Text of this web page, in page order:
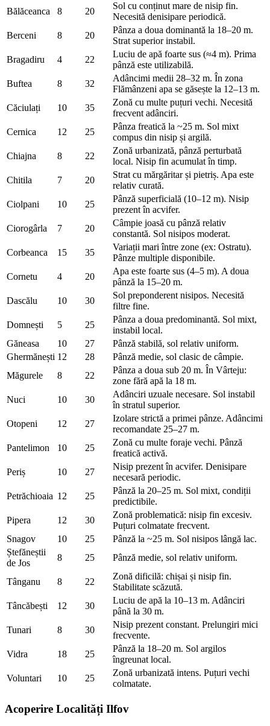
Bălăceanca
8 20
Sol cu conținut mare de nisip fin.
Necesită denisipare periodică.
Berceni
8 20
Pânza a doua dominantă la 18–20 m.
Strat superior instabil.
Bragadiru
4 22
Luciu de apă foarte sus (≈4 m). Prima
pânză este utilizabilă.
Buftea
8 32
Adâncimi medii 28–32 m. În zona
Flămânzeni apa se găsește la 12–13 m.
Căciulați
10 35
Zonă cu multe puțuri vechi. Necesită
frecvent adânciri.
Cernica
12 25
Pânza freatică la ~25 m. Sol mixt
compus din nisip și argilă.
Chiajna
8 22
Zonă urbanizată, pânză perturbată
local. Nisip fin acumulat în timp.
Chitila
7 20
Strat cu mărgăritar și pietriș. Apa este
relativ curată.
Ciolpani
10 25
Pânză superficială (10–12 m). Nisip
prezent în acvifer.
Ciorogârla
7 20
Câmpie joasă cu pânză relativ
constantă. Sol nisipos moderat.
Corbeanca
15 35
Variații mari între zone (ex: Ostratu).
Pânze multiple disponibile.
Cornetu
4 20
Apa este foarte sus (4–5 m). A doua
pânză la 15–20 m.
Dascălu
10 30
Sol preponderent nisipos. Necesită
filtre fine.
Domnești
5 25
Pânza a doua predominantă. Sol mixt,
instabil local.
Găneasa
10 27
Pânză stabilă, sol relativ uniform.
Ghermănești 12 28
Pânză medie, sol clasic de câmpie.
Măgurele
8 22
Pânza a doua sub 20 m. În Vârteju:
zone fără apă la 18 m.
Nuci
10 30
Adânciri uzuale necesare. Sol instabil
în stratul superior.
Otopeni
12 27
Izolare strictă a primei pânze. Adâncimi
recomandate 25–27 m.
Pantelimon
10 25
Zonă cu multe foraje vechi. Pânză
freatică activă.
Periș
10 27
Nisip prezent în acvifer. Denisipare
necesară periodic.
Petrăchioaia 12 25
Pânză la 20–25 m. Sol mixt, condiții
predictibile.
Pipera
12 30
Zonă problematică: nisip fin excesiv.
Puțuri colmatate frecvent.
Snagov
10 25
Pânză la ~25 m. Sol nisipos lângă lac.
Ștefăneștii
de Jos
8 25 Pânză medie, sol relativ uniform.
Tânganu 8 22
Zonă dificilă: chișai și nisip fin.
Stabilitate scăzută.
Tâncăbești
12 30
Luciu de apă la 10–13 m. Adânciri
până la 30 m.
Tunari
8 30
Nisip prezent constant. Prelungiri mici
frecvente.
Vidra
18 25
Pânză la 18–20 m. Sol argilos
îngreunat local.
Voluntari
10 25
Zonă urbanizată intens. Puțuri vechi
colmatate.
Acoperire Localități Ilfov